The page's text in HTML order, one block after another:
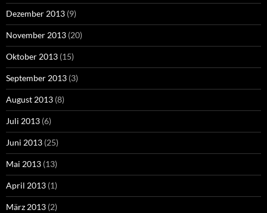
Dezember 2013 (9)
November 2013 (20)
Oktober 2013 (15)
September 2013 (3)
August 2013 (8)
Juli 2013 (6)
Juni 2013 (25)
Mai 2013 (13)
April 2013 (1)
März 2013 (2)